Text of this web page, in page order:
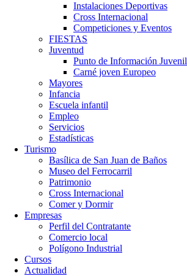
Instalaciones Deportivas
Cross Internacional
Competiciones y Eventos
FIESTAS
Juventud
Punto de Información Juvenil
Carné joven Europeo
Mayores
Infancia
Escuela infantil
Empleo
Servicios
Estadísticas
Turismo
Basílica de San Juan de Baños
Museo del Ferrocarril
Patrimonio
Cross Internacional
Comer y Dormir
Empresas
Perfil del Contratante
Comercio local
Polígono Industrial
Cursos
Actualidad